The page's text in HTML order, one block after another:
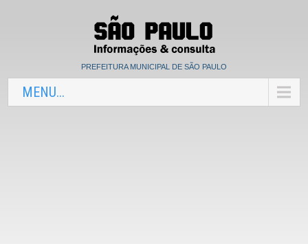
PREFEITURA MUNICIPAL DE SÃO PAULO
MENU...